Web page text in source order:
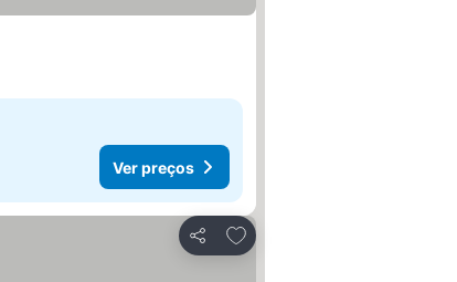
Ver preços
Partilhar
Adicionar aos favoritos